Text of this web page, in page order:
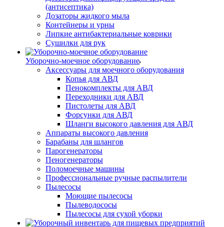
(антисептика)
Дозаторы жидкого мыла
Контейнеры и урны
Липкие антибактериальные коврики
Сушилки для рук
Уборочно-моечное оборудование
Аксессуары для моечного оборудования
Копья для АВД
Пенокомплекты для АВД
Переходники для АВД
Пистолеты для АВД
Форсунки для АВД
Шланги высокого давления для АВД
Аппараты высокого давления
Барабаны для шлангов
Парогенераторы
Пеногенераторы
Поломоечные машины
Профессиональные ручные распылители
Пылесосы
Моющие пылесосы
Пылеводососы
Пылесосы для сухой уборки